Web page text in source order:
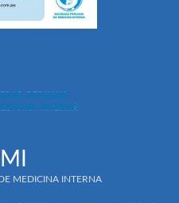
MEDICINA INTERNA